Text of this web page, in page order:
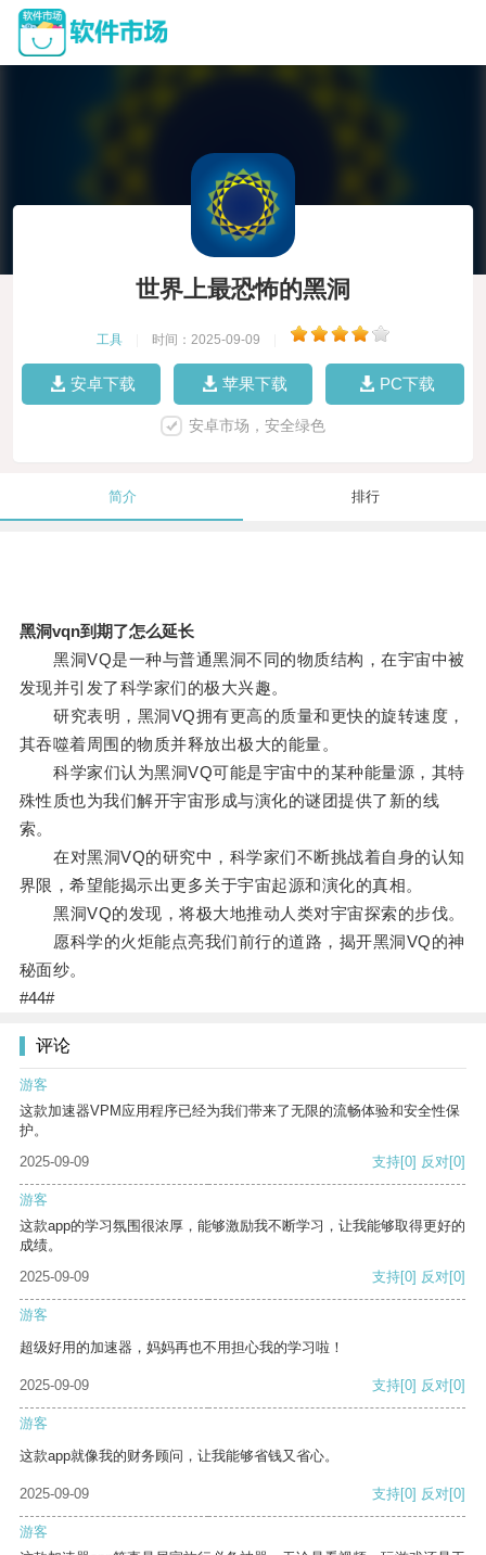
世界上最恐怖的黑洞
工具 时间：2025-09-09
安卓下载 苹果下载 PC下载
安卓市场，安全绿色
简介 排行
黑洞vqn到期了怎么延长
黑洞VQ是一种与普通黑洞不同的物质结构，在宇宙中被
发现并引发了科学家们的极大兴趣。
研究表明，黑洞VQ拥有更高的质量和更快的旋转速度，
其吞噬着周围的物质并释放出极大的能量。
科学家们认为黑洞VQ可能是宇宙中的某种能量源，其特
殊性质也为我们解开宇宙形成与演化的谜团提供了新的线
索。
在对黑洞VQ的研究中，科学家们不断挑战着自身的认知
界限，希望能揭示出更多关于宇宙起源和演化的真相。
黑洞VQ的发现，将极大地推动人类对宇宙探索的步伐。
愿科学的火炬能点亮我们前行的道路，揭开黑洞VQ的神
秘面纱。
#44#
评论
游客
这款加速器VPM应用程序已经为我们带来了无限的流畅体验和安全性保
护。
2025-09-09
支持[0] 反对[0]
游客
这款app的学习氛围很浓厚，能够激励我不断学习，让我能够取得更好的
成绩。
2025-09-09
支持[0] 反对[0]
游客
超级好用的加速器，妈妈再也不用担心我的学习啦！
2025-09-09 支持[0] 反对[0]
游客
这款app就像我的财务顾问，让我能够省钱又省心。
2025-09-09 支持[0] 反对[0]
游客